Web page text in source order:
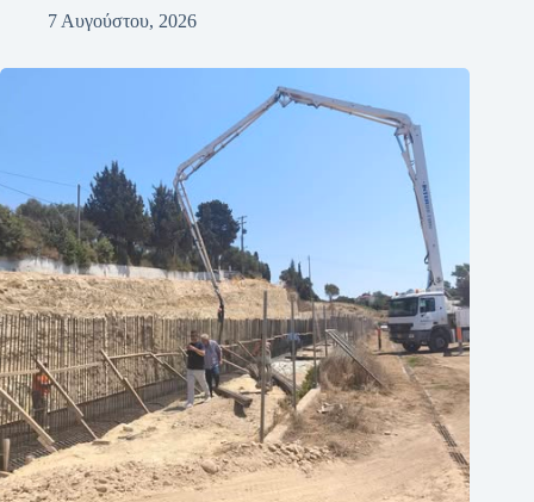
7 Αυγούστου, 2026